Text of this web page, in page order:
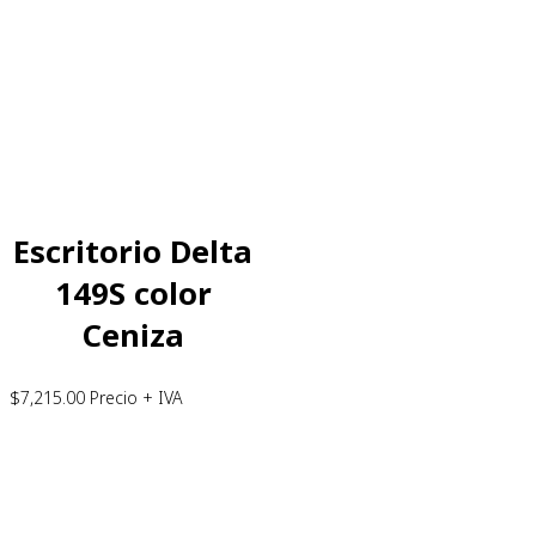
Escritorio Delta
149S color
Ceniza
$7,215.00 Precio + IVA